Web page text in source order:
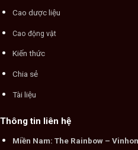
Cao dược liệu
Cao động vật
Kiến thức
Chia sẻ
Tài liệu
Thông tin liên hệ
Miền Nam: The Rainbow –